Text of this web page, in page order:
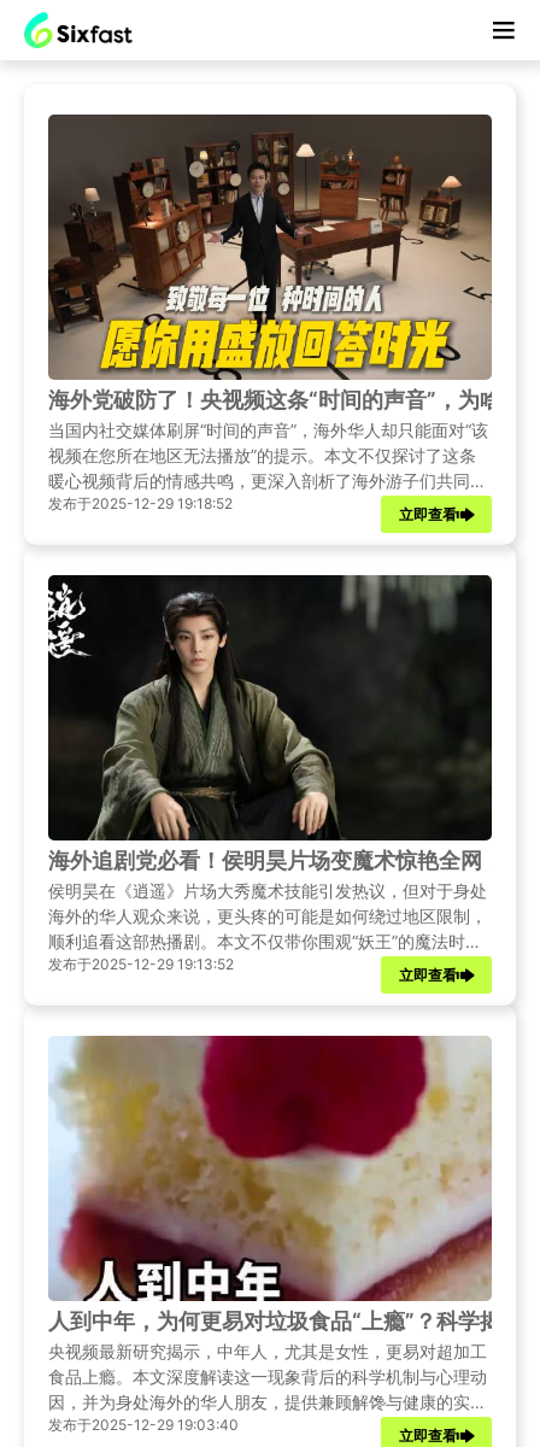
海外党破防了！央视频这条“时间的声音”，为啥我
当国内社交媒体刷屏“时间的声音”，海外华人却只能面对“该
视频在您所在地区无法播放”的提示。本文不仅探讨了这条
暖心视频背后的情感共鸣，更深入剖析了海外游子们共同的
技术困境与乡愁。
发布于2025-12-29 19:18:52
立即查看
海外追剧党必看！侯明昊片场变魔术惊艳全网，你
侯明昊在《逍遥》片场大秀魔术技能引发热议，但对于身处
海外的华人观众来说，更头疼的可能是如何绕过地区限制，
顺利追看这部热播剧。本文不仅带你围观“妖王”的魔法时
刻，更附上实用教程，解决你的看剧难题。
发布于2025-12-29 19:13:52
立即查看
人到中年，为何更易对垃圾食品“上瘾”？科学揭秘
央视频最新研究揭示，中年人，尤其是女性，更易对超加工
食品上瘾。本文深度解读这一现象背后的科学机制与心理动
因，并为身处海外的华人朋友，提供兼顾解馋与健康的实用
思路。
发布于2025-12-29 19:03:40
立即查看